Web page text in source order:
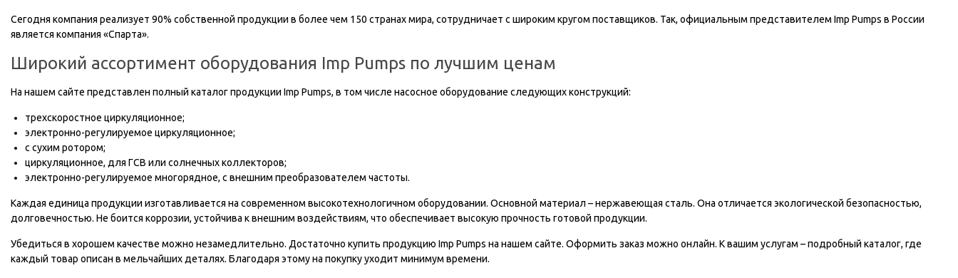
Сегодня компания реализует 90% собственной продукции в более чем 150 странах мира, сотрудничает с широким кругом поставщиков. Так, официальным представителем Imp Pumps в России
является компания «Спарта».
Широкий ассортимент оборудования Imp Pumps по лучшим ценам
На нашем сайте представлен полный каталог продукции Imp Pumps, в том числе насосное оборудование следующих конструкций:
трехскоростное циркуляционное;
электронно-регулируемое циркуляционное;
с сухим ротором;
циркуляционное, для ГСВ или солнечных коллекторов;
электронно-регулируемое многорядное, с внешним преобразователем частоты.
Каждая единица продукции изготавливается на современном высокотехнологичном оборудовании. Основной материал – нержавеющая сталь. Она отличается экологической безопасностью,
долговечностью. Не боится коррозии, устойчива к внешним воздействиям, что обеспечивает высокую прочность готовой продукции.
Убедиться в хорошем качестве можно незамедлительно. Достаточно купить продукцию Imp Pumps на нашем сайте. Оформить заказ можно онлайн. К вашим услугам – подробный каталог, где
каждый товар описан в мельчайших деталях. Благодаря этому на покупку уходит минимум времени.